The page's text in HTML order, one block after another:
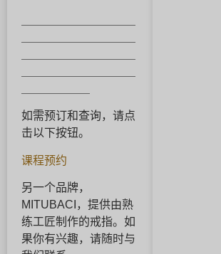
如需预订和查询，请点
击以下按钮。
课程预约
另一个品牌，
MITUBACI，提供由熟
练工匠制作的戒指。如
果你有兴趣，请随时与